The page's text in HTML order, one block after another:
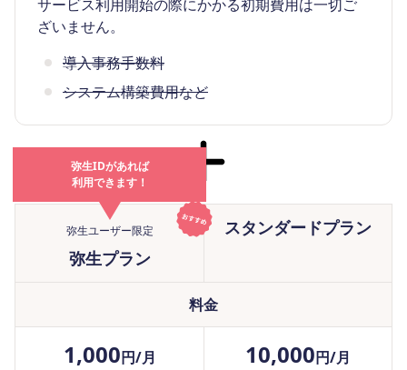
サービス利用開始の際にかかる初期費用は一切ご
ざいません。
導入事務手数料
システム構築費用など
弥生IDがあれば
利用できます！
弥生ユーザー限定
弥生プラン
スタンダードプラン
料金
1,000円/月 10,000円/月